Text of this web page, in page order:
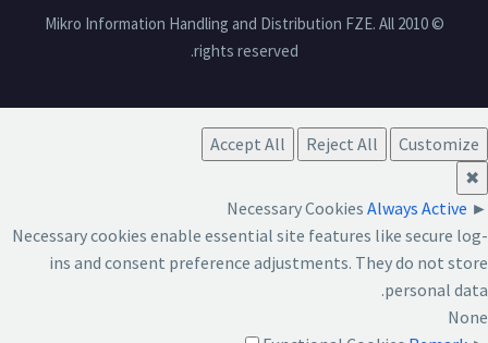
© 2010 Mikro Information Handling and Distribution FZE. All
rights reserved.
Customize
Reject All
Accept All
✖
►
Necessary Cookies Always Active
Necessary cookies enable essential site features like secure log-
ins and consent preference adjustments. They do not store
personal data.
None